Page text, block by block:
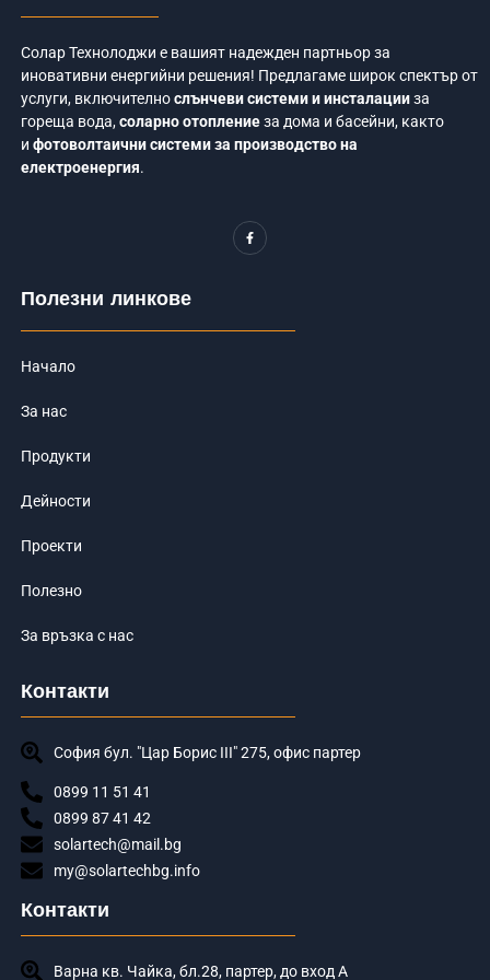
Солар Технолоджи е вашият надежден партньор за
иновативни енергийни решения! Предлагаме широк спектър от
услуги, включителнослънчеви системи и инсталацииза
гореща вода,соларно отоплениеза дома и басейни, както
и фотоволтаични системи за производство на
електроенергия.
F
a
c
f
Полезни линкове
Начало
За нас
Продукти
Дейности
Проекти
Полезно
За връзка с нас
Контакти
София бул. "Цар Борис III" 275, офис партер
0899 11 51 41
0899 87 41 42
solartech@mail.bg
my@solartechbg.info
Контакти
Варна кв. Чайка, бл.28, партер, до вход А